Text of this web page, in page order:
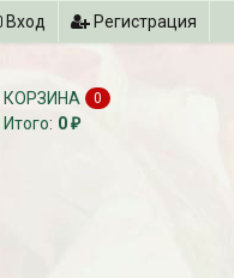
Вход Регистрация
КОРЗИНА 0
Итого: 0₽